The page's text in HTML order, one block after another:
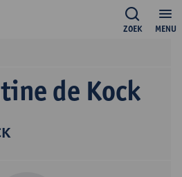
MENU
ZOEK
de Kock